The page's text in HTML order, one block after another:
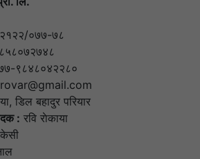
२१२२/०७७-७८
९८४८०४२२८०
डिल बहादुर परियार
: रवि राेकाया